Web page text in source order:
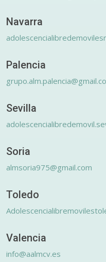
Navarra
Palencia
Sevilla
Soria
almsoria975@gmail.com
Toledo
Valencia
info@aalmcv.es